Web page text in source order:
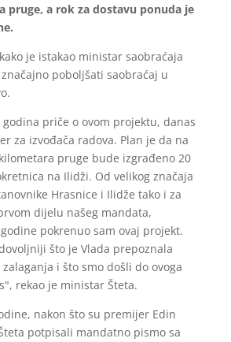
pruge, a rok za dostavu ponuda je
je istakao ministar saobraćaja
značajno poboljšati saobraćaj u
godina priče o ovom projektu, danas
za izvođača radova. Plan je da na
pruge bude izgrađeno 20
na Ilidži. Od velikog značaja
Hrasnice i Ilidže tako i za
dijelu našeg mandata,
pokrenuo sam ovaj projekt.
što je Vlada prepoznala
i što smo došli do ovoga
rekao je ministar Šteta.
nakon što su premijer Edin
potpisali mandatno pismo sa